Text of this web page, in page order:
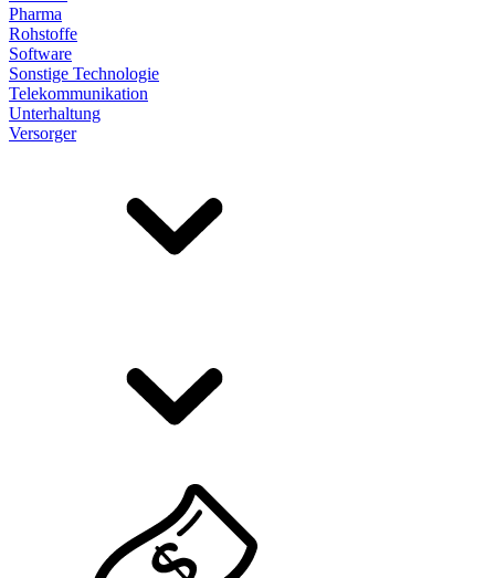
Pharma
Rohstoffe
Software
Sonstige Technologie
Telekommunikation
Unterhaltung
Versorger